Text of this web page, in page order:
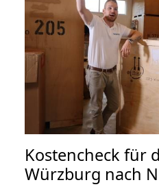
Kostencheck für
Würzburg nach